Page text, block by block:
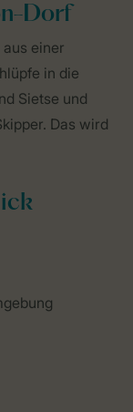
Dorf
einer
in die
Sietse und
Das wird